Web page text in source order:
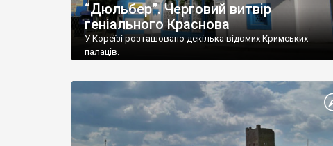
“Дюльбер”. Черговий витвір
геніального Краснова
У Кореїзі розташовано декілька відомих Кримських
палаців.